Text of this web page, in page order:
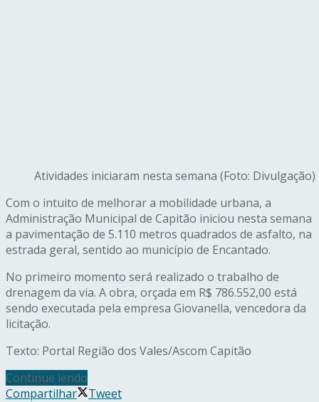
Atividades iniciaram nesta semana (Foto: Divulgação)
Com o intuito de melhorar a mobilidade urbana, a
Administração Municipal de Capitão iniciou nesta semana
a pavimentação de 5.110 metros quadrados de asfalto, na
estrada geral, sentido ao município de Encantado.
No primeiro momento será realizado o trabalho de
drenagem da via. A obra, orçada em R$ 786.552,00 está
sendo executada pela empresa Giovanella, vencedora da
licitação.
Texto: Portal Região dos Vales/Ascom Capitão
Continue lendo
Compartilhar
Tweet